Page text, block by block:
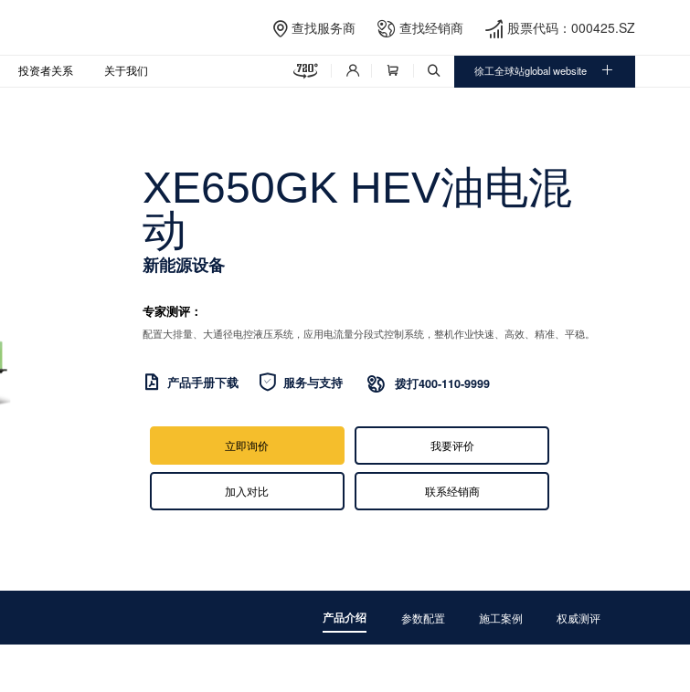
 查找服务商  查找经销商  股票代码：000425.SZ
投资者关系 关于我们     徐工全球站global website 
XE650GK HEV油电混
动
新能源设备
专家测评：
配置大排量、大通径电控液压系统，应用电流量分段式控制系统，整机作业快速、高效、精准、平稳。
 产品手册下载  服务与支持  拨打400-110-9999
立即询价 我要评价
加入对比 联系经销商
产品介绍 参数配置 施工案例 权威测评